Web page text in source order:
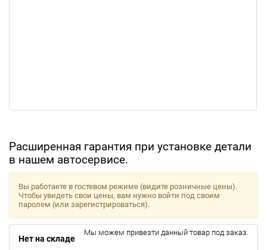
Расширенная гарантия при установке детали
в нашем автосервисе.
Вы работаете в гостевом режиме (видите розничные цены).
Чтобы увидеть свои цены, вам нужно войти под своим
паролем (или зарегистрироваться).
Нет на складе
Мы можем привезти данный товар под заказ.